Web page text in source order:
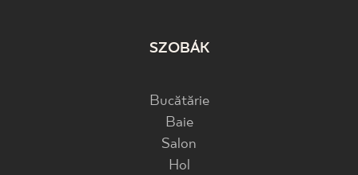
SZOBÁK
Bucătărie
Baie
Salon
Hol